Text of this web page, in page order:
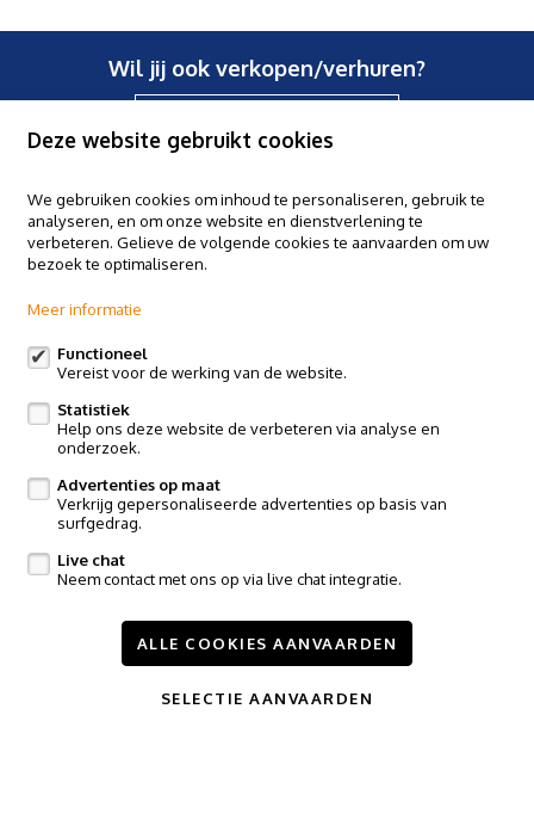
Wil jij ook verkopen/verhuren?
Claes & Willems - Halle
Basiliekstraat 58, 1500 Halle
Edingsesteenweg 364, 9400 Ninove
Claes & Willems - Sint-Pieters-Leeuw
Postweg 119, Vlezenbeek
Volg ons op:
Te huur Nieuwbouw Referenties
Deze website gebruikt cookies
We gebruiken cookies om inhoud te personaliseren, gebruik te
analyseren, en om onze website en dienstverlening te
verbeteren. Gelieve de volgende cookies te aanvaarden om uw
bezoek te optimaliseren.
Meer informatie
Functioneel
Vereist voor de werking van de website.
Statistiek
Help ons deze website de verbeteren via analyse en
onderzoek.
Advertenties op maat
Verkrijg gepersonaliseerde advertenties op basis van
surfgedrag.
Live chat
Neem contact met ons op via live chat integratie.
ALLE COOKIES AANVAARDEN
SELECTIE AANVAARDEN